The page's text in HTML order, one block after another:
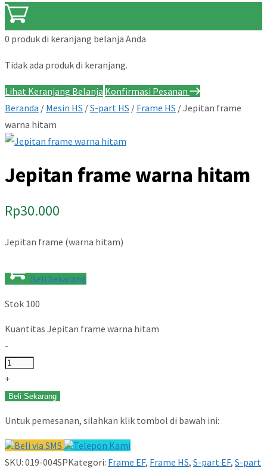
0 produkdi keranjang belanja Anda
Tidak ada produk di keranjang.
Lihat Keranjang Belanja Konfirmasi Pesanan
Beranda / Mesin HS /S-part HS / Frame HS / Jepitan frame
warna hitam
Jepitan frame warna hitam
Rp30.000
Jepitan frame (warna hitam)
Beli Sekarang
Stok 100
Kuantitas Jepitan frame warna hitam
-
+
Beli Sekarang
Untuk pemesanan, silahkan klik tombol di bawah ini:
Beli via SMS
Telepon Kami
SKU: 019-004SPKategori: Frame EF, Frame HS, S-part EF, S-part